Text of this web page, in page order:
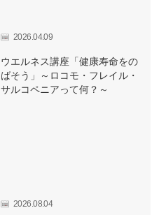
2026.04.09
ウエルネス講座「健康寿命をの
ばそう」～ロコモ・フレイル・
サルコペニアって何？～
2026.08.04